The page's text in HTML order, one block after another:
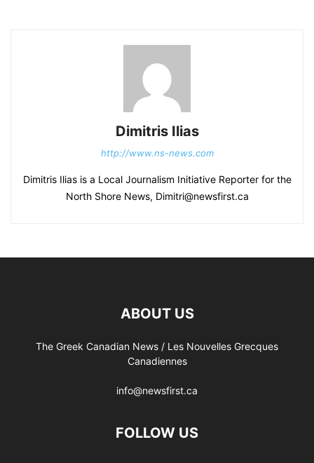
Dimitris Ilias
http://www.ns-news.com
Dimitris Ilias is a Local Journalism Initiative Reporter for the
North Shore News, Dimitri@newsfirst.ca
ABOUT US
The Greek Canadian News / Les Nouvelles Grecques
Canadiennes
info@newsfirst.ca
FOLLOW US